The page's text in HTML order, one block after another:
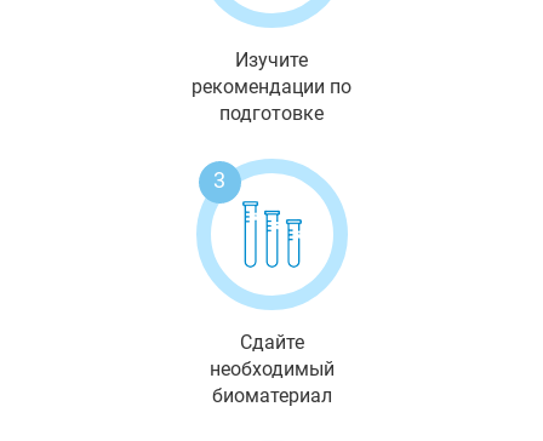
Изучите
рекомендации по
подготовке
3
Сдайте
необходимый
биоматериал